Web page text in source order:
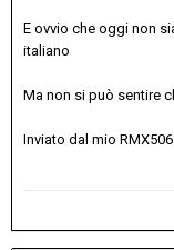
E ovvio che oggi non
italiano
Ma non si può sentire
Inviato dal mio